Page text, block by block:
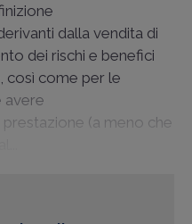
dalla vendita di
dei rischi e benefici
così come per le
avere
(a meno che